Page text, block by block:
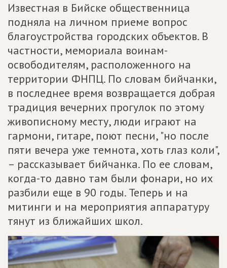
Известная в Бийске общественница
подняла на личном приеме вопрос
благоустройства городских объектов. В
частности, мемориала воинам-
освободителям, расположенного на
территории ФНПЦ. По словам бийчанки,
в последнее время возвращается добрая
традиция вечерних прогулок по этому
живописному месту, люди играют на
гармони, гитаре, поют песни, "но после
пяти вечера уже темнота, хоть глаз коли",
– рассказывает бийчанка. По ее словам,
когда-то давно там были фонари, но их
разбили еще в 90 годы. Теперь и на
митинги и на мероприятия аппаратуру
тянут из ближайших школ.